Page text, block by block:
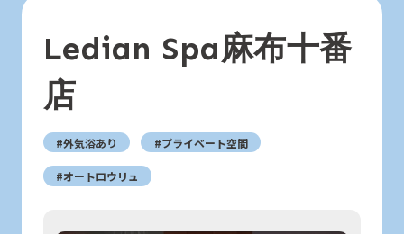
Ledian Spa麻布十番
店
#外気浴あり #プライベート空間
#オートロウリュ